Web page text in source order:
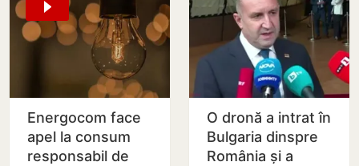
Energocom face
apel la consum
responsabil de
O dronă a intrat în
Bulgaria dinspre
România și a